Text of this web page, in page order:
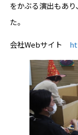
をかぶる演出もあ
た。
会社Webサイト